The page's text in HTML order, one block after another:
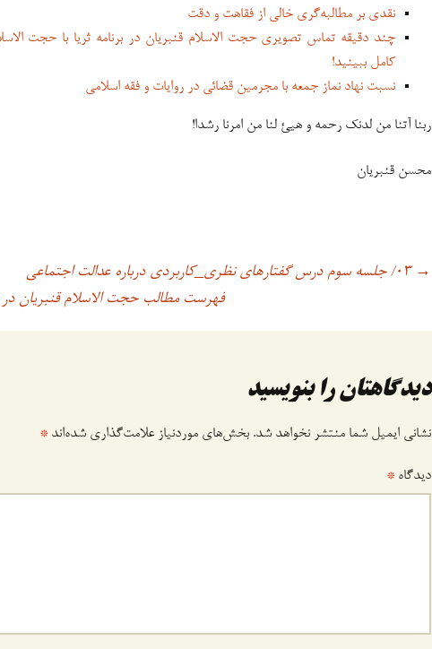
نقدی بر مطالبه‌گری خالی از فقاهت و دقت
چند دقیقه تماس تصویری حجت الاسلام قنبریان در برنامه ثریا با حجت
کامل ببینید!
نسبت نهاد نماز جمعه با مجرمین قضائی در روایات و فقه اسلامی
ربنا آتنا من لدنک رحمه و هیئ لنا من امرنا رشدا!
محسن قنبریان
→ ۰۳/ جلسه سوم درس گفتارهای نظری_کاربردی درباره عدالت اجتماعی
فهرست مطالب حجت الاسلام قنبریان در
دیدگاهتان را بنویسید
نشانی ایمیل شما منتشر نخواهد شد. بخش‌های موردنیاز علامت‌گذاری شده‌اند *
دیدگاه *